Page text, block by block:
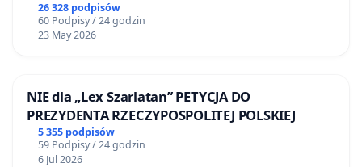
26 328 podpisów
60 Podpisy / 24 godzin
23 May 2026
NIE dla „Lex Szarlatan” PETYCJA DO
PREZYDENTA RZECZYPOSPOLITEJ POLSKIEJ
5 355 podpisów
59 Podpisy / 24 godzin
6 Jul 2026